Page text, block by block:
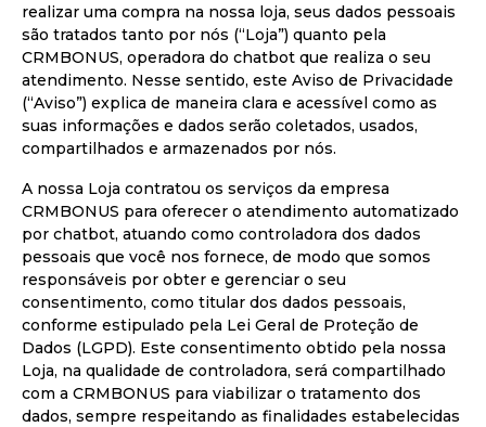
realizar uma compra na nossa loja, seus dados pessoais
são tratados tanto por nós (“Loja”) quanto pela
CRMBONUS, operadora do chatbot que realiza o seu
atendimento. Nesse sentido, este Aviso de Privacidade
(“Aviso”) explica de maneira clara e acessível como as
suas informações e dados serão coletados, usados,
compartilhados e armazenados por nós.
A nossa Loja contratou os serviços da empresa
CRMBONUS para oferecer o atendimento automatizado
por chatbot, atuando como controladora dos dados
pessoais que você nos fornece, de modo que somos
responsáveis por obter e gerenciar o seu
consentimento, como titular dos dados pessoais,
conforme estipulado pela Lei Geral de Proteção de
Dados (LGPD). Este consentimento obtido pela nossa
Loja, na qualidade de controladora, será compartilhado
com a CRMBONUS para viabilizar o tratamento dos
dados, sempre respeitando as finalidades estabelecidas